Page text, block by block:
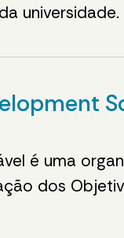
universidade.
é uma
dos